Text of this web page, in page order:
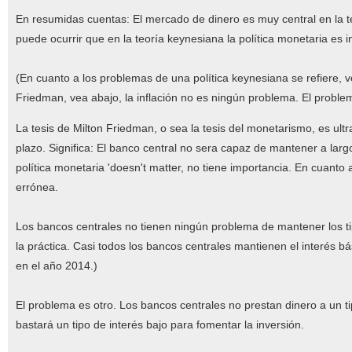
En resumidas cuentas: El mercado de dinero es muy central en
puede ocurrir que en la teoría keynesiana la política monetaria es
(En cuanto a los problemas de una política keynesiana se refiere,
Friedman, vea abajo, la inflación no es ningún problema. El
La tesis de Milton Friedman, o sea la tesis del monetarismo, es
plazo. Significa: El banco central no sera capaz de mantener a
política monetaria 'doesn't matter, no tiene importancia. En
errónea.
Los bancos centrales no tienen ningún problema de mantener
la práctica. Casi todos los bancos centrales mantienen el interés
en el año 2014.)
El problema es otro. Los bancos centrales no prestan dinero a
bastará un tipo de interés bajo para fomentar la inversión.